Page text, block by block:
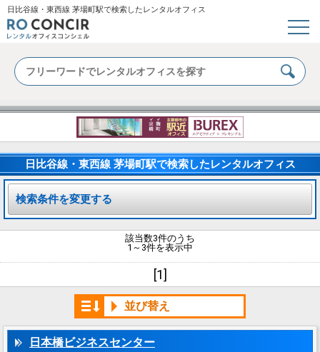
日比谷線・東西線 茅場町駅で検索したレンタルオフィス
日比谷線・東西線 茅場町駅で検索したレンタルオフィス
検索条件を変更する
該当数3件のうち
1～3件を表示中
[1]
並び替え
日本橋ビジネスセンター